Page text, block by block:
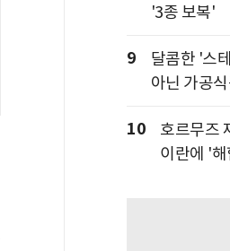
'3종 보복'
9
달콤한 '스
아닌 가공
10
호르무즈
이란에 '